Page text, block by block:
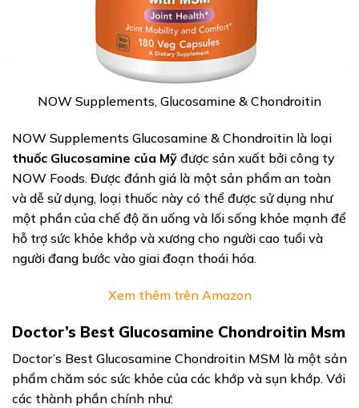
NOW Supplements, Glucosamine & Chondroitin
NOW Supplements Glucosamine & Chondroitin là loại
thuốc Glucosamine của Mỹ được sản xuất bởi công ty
NOW Foods. Được đánh giá là một sản phẩm an toàn
và dễ sử dụng, loại thuốc này có thể được sử dụng như
một phần của chế độ ăn uống và lối sống khỏe mạnh để
hỗ trợ sức khỏe khớp và xương cho người cao tuổi và
người đang bước vào giai đoạn thoái hóa.
Xem thêm trên Amazon
Doctor’s Best Glucosamine Chondroitin Msm
Doctor’s Best Glucosamine Chondroitin MSM là một sản
phẩm chăm sóc sức khỏe của các khớp và sụn khớp. Với
các thành phần chính như: